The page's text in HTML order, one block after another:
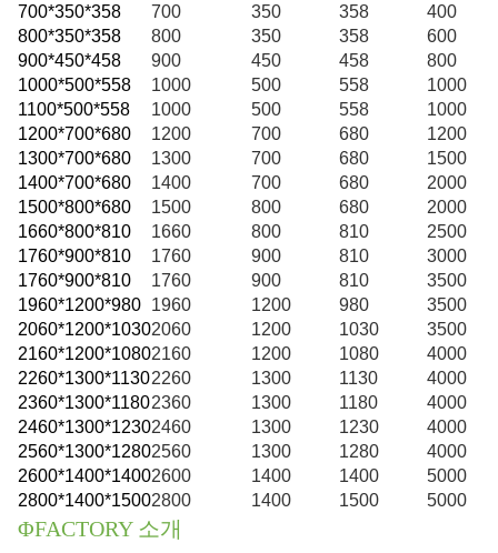
700*350*358
700 350 358
400
800*350*358
800 350 358
600
900*450*458
900 450 458
800
1000*500*558
1000 500 558
1000
1100*500*558
1000 500 558
1000
1200*700*680
1200 700 680
1200
1300*700*680
1300 700 680
1500
1400*700*680
1400 700 680
2000
1500*800*680
1500 800 680
2000
1660*800*810
1660 800 810
2500
1760*900*810
1760 900 810
3000
1760*900*810
1760 900 810
3500
1960*1200*980 1960 1200 980
3500
2060*1200*10302060 1200 1030
3500
2160*1200*10802160 1200 1080
4000
2260*1300*11302260 1300 1130
4000
2360*1300*11802360 1300 1180
4000
2460*1300*12302460 1300 1230
4000
2560*1300*12802560 1300 1280
4000
2600*1400*14002600 1400 1400
5000
2800*1400*15002800 1400 1500 5000
ΦFACTORY 소개